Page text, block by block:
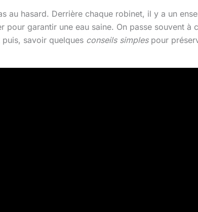
au hasard. Derrière chaque robinet, il y a un
pour garantir une eau saine. On passe souvent à
savoir quelques conseils simplespour